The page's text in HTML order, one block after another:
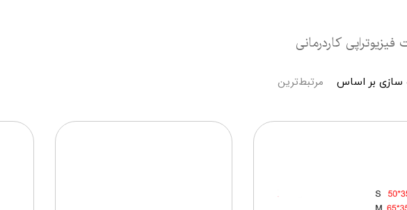
فیزیوتراپی کاردرمانی
سازی بر اساس مرتبط‌ترین